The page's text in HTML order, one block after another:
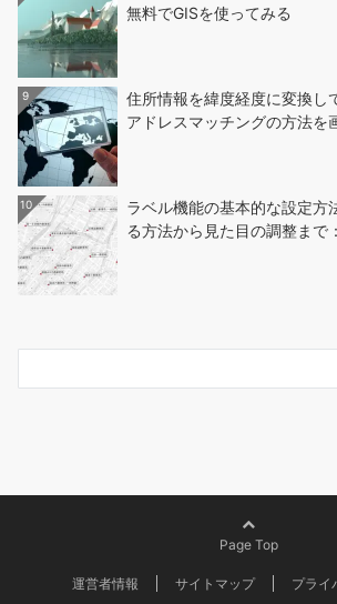
無料でGISを使ってみる
9
住所情報を緯度経度に変換し
アドレスマッチングの方法を
10
ラベル機能の基本的な設定方
る方法から見た目の調整まで
Page Top
運営者情報 サイトマップ プライ